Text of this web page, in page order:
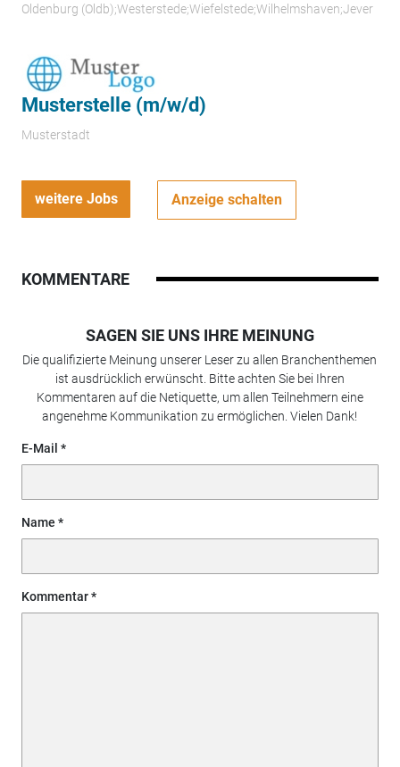
Oldenburg (Oldb);Westerstede;Wiefelstede;Wilhelmshaven;Jever
Musterstelle (m/w/d)
Musterstadt
weitere Jobs Anzeige schalten
KOMMENTARE
SAGEN SIE UNS IHRE MEINUNG
Die qualifizierte Meinung unserer Leser zu allen Branchenthemen
ist ausdrücklich erwünscht. Bitte achten Sie bei Ihren
Kommentaren auf die Netiquette, um allen Teilnehmern eine
angenehme Kommunikation zu ermöglichen. Vielen Dank!
E-Mail
Name
Kommentar